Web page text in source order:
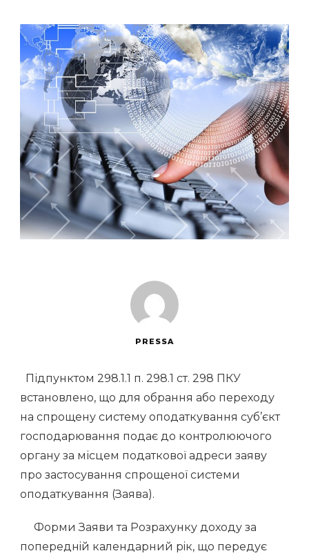
PRESSA
Підпунктом 298.1.1 п. 298.1 ст. 298 ПКУ
встановлено, що для обрання або переходу
на спрощену систему оподаткування суб’єкт
господарювання подає до контролюючого
органу за місцем податкової адреси заяву
про застосування спрощеної системи
оподаткування (Заява).
Форми Заяви та Розрахунку доходу за
попереднiй календарний рiк, що передує